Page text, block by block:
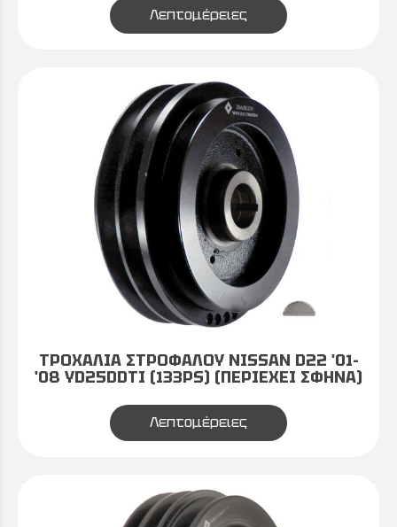
Λεπτομέρειες
ΤΡΟΧΑΛΙΑ ΣΤΡΟΦΑΛΟΥ NISSAN D22 '01-
'08 YD25DDTI (133PS) (ΠΕΡΙΕΧΕΙ ΣΦΗΝΑ)
Λεπτομέρειες